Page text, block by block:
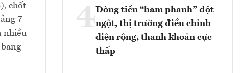
chốt
7
nhiều
4Dòng tiền “hãm phanh” đột
ngột, thị trường điều chỉnh
diện rộng, thanh khoản cực
thấp